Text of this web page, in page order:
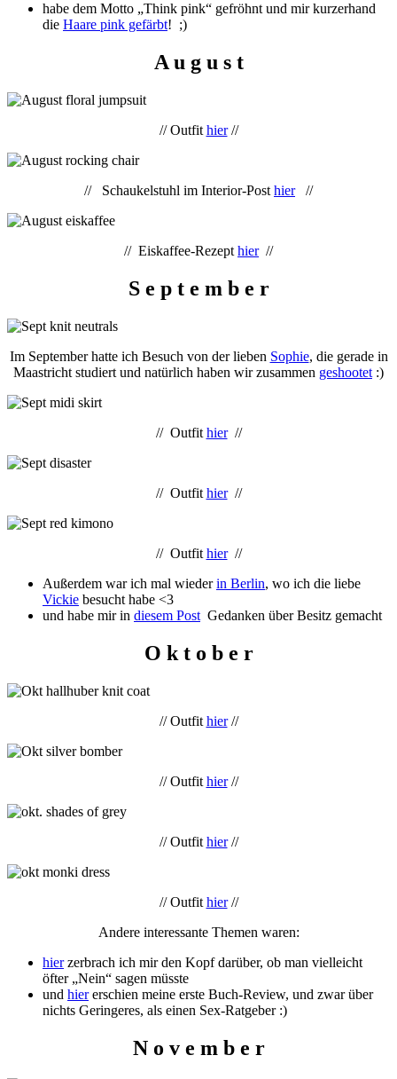
habe dem Motto „Think pink“ gefröhnt und mir kurzerhand
die Haare pink gefärbt! ;)
A u g u s t
// Outfit hier//
// Schaukelstuhl im Interior-Post hier//
// Eiskaffee-Rezept hier//
S e p t e m b e r
Im September hatte ich Besuch von der lieben Sophie, die gerade in
Maastricht studiert und natürlich haben wir zusammen geshootet :)
// Outfit hier//
// Outfit hier//
// Outfit hier//
Außerdem war ich mal wiederin Berlin, wo ich die liebe
Vickie besucht habe <3
und habe mir in diesem Post Gedanken über Besitz gemacht
O k t o b e r
// Outfit hier//
// Outfit hier//
// Outfit hier//
// Outfit hier//
Andere interessante Themen waren:
hierzerbrach ich mir den Kopf darüber, ob man vielleicht
öfter „Nein“ sagen müsste
und hiererschien meine erste Buch-Review, und zwar über
nichts Geringeres, als einen Sex-Ratgeber :)
N o v e m b e r